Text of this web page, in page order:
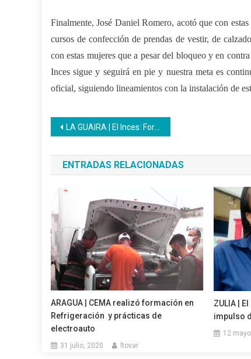
Finalmente, José Daniel Romero, acotó que con
cursos de confección de prendas de vestir, de
con estas mujeres que a pesar del bloqueo y en
Inces sigue y seguirá en pie y nuestra meta es
oficial, siguiendo lineamientos con la instalación de
Navegación
de
entradas
LA GUAIRA | El Inces: Formación técnica profesional motor de la producción y desarrollo regional.
ENTRADAS RELACIONADAS
ARAGUA | CEMA realizó formación en
Refrigeración y prácticas de
electroauto
31 julio, 2020 ltovar
ZULIA |
impulso
12